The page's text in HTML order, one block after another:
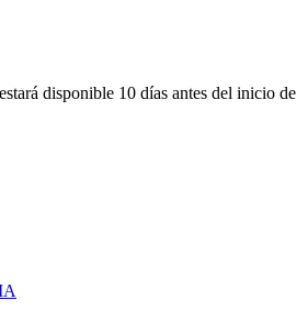
disponible 10 días antes del inicio de